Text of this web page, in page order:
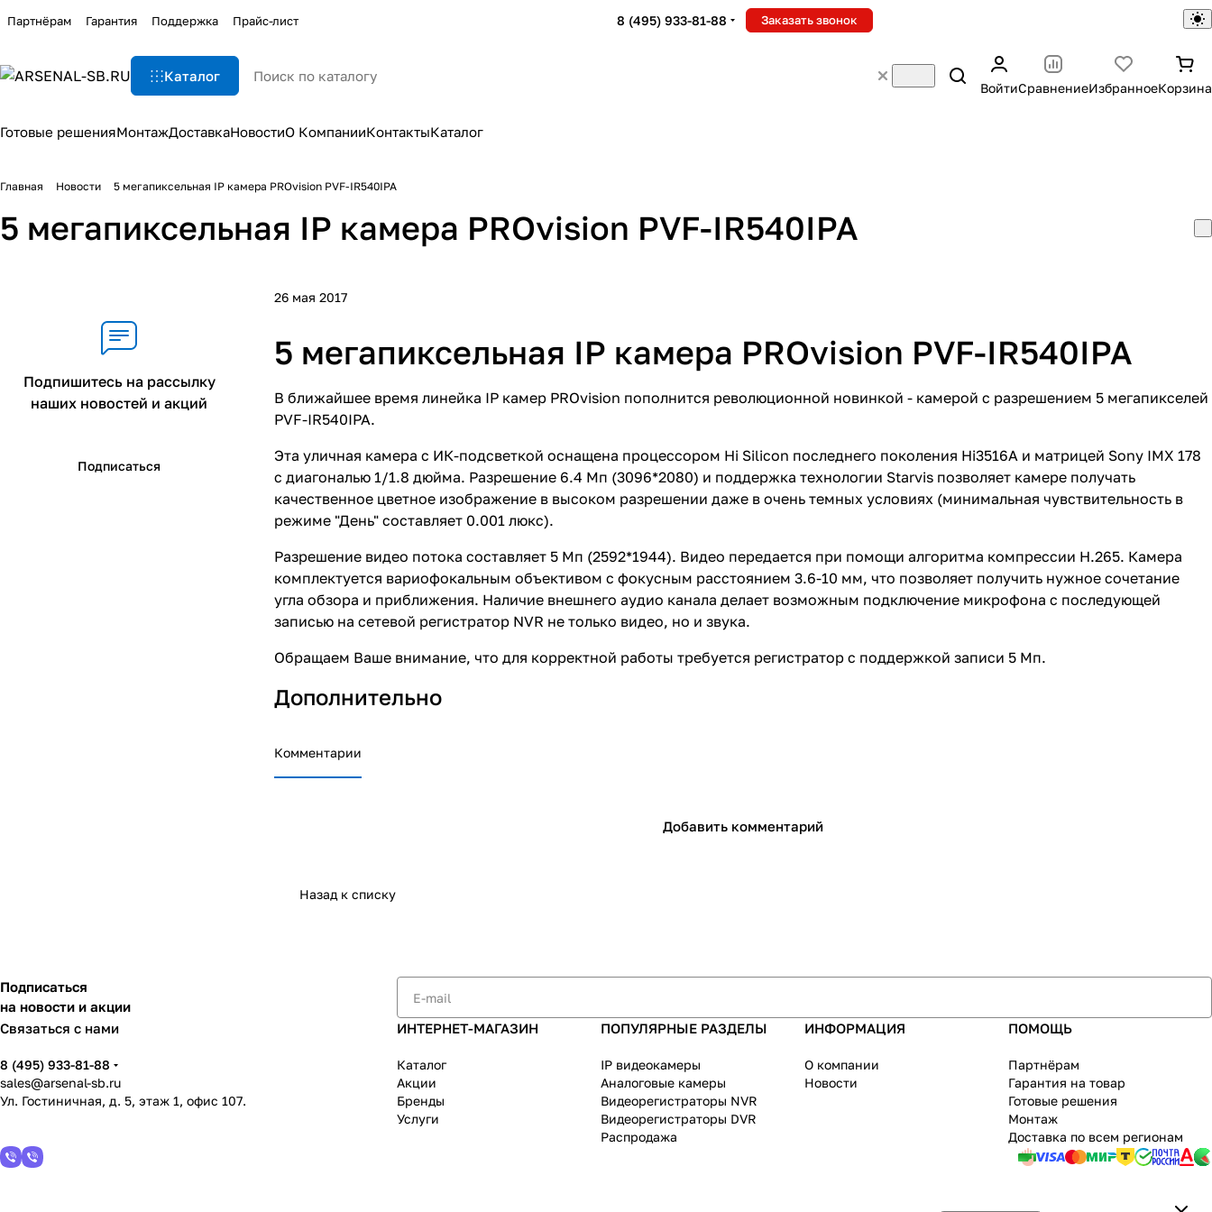
Партнёрам Гарантия Поддержка Прайс-лист 8 (495) 933-81-88 Заказать звонок
Каталог
ВойтиСравнениеИзбранноеКорзина
Готовые решенияМонтажДоставкаНовостиО КомпанииКонтактыКаталог
Главная Новости 5 мегапиксельная IP камера PROvision PVF-IR540IPA
5 мегапиксельная IP камера PROvision PVF-IR540IPA
26 мая 2017
5 мегапиксельная IP камера PROvision PVF-IR540IPA
В ближайшее время линейка IP камер PROvision пополнится революционной новинкой - камерой с разрешением 5 мегапикселей
PVF-IR540IPA.
Эта уличная камера с ИК-подсветкой оснащена процессором Hi Silicon последнего поколения Hi3516A и матрицей Sony IMX 178
c диагональю 1/1.8 дюйма. Разрешение 6.4 Мп (3096*2080) и поддержка технологии Starvis позволяет камере получать
качественное цветное изображение в высоком разрешении даже в очень темных условиях (минимальная чувствительность в
режиме "День" составляет 0.001 люкс).
Разрешение видео потока составляет 5 Мп (2592*1944). Видео передается при помощи алгоритма компрессии H.265. Камера
комплектуется вариофокальным объективом с фокусным расстоянием 3.6-10 мм, что позволяет получить нужное сочетание
угла обзора и приближения. Наличие внешнего аудио канала делает возможным подключение микрофона с последующей
записью на сетевой регистратор NVR не только видео, но и звука.
Обращаем Ваше внимание, что для корректной работы требуется регистратор с поддержкой записи 5 Мп.
Дополнительно
Комментарии
Добавить комментарий
Назад к списку
Подпишитесь на рассылку
наших новостей и акций
Подписаться
Подписаться
на новости и акции
Связаться с нами
8 (495) 933-81-88
sales@arsenal-sb.ru
Ул. Гостиничная, д. 5, этаж 1, офис 107.
ИНТЕРНЕТ-МАГАЗИН
Каталог
Акции
Бренды
Услуги
ПОПУЛЯРНЫЕ РАЗДЕЛЫ
IP видеокамеры
Аналоговые камеры
Видеорегистраторы NVR
Видеорегистраторы DVR
Распродажа
ИНФОРМАЦИЯ
О компании
Новости
ПОМОЩЬ
Партнёрам
Гарантия на товар
Готовые решения
Монтаж
Доставка по всем регионам